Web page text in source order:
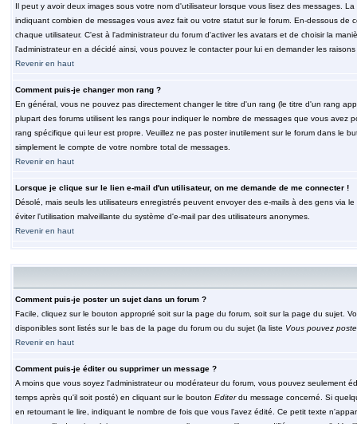
Il peut y avoir deux images sous votre nom d'utilisateur lorsque vous lisez des messages.
indiquant combien de messages vous avez fait ou votre statut sur le forum. En-dessous
chaque utilisateur. C'est à l'administrateur du forum d'activer les avatars et de choisir la
l'administrateur en a décidé ainsi, vous pouvez le contacter pour lui en demander les
Revenir en haut
Comment puis-je changer mon rang ?
En général, vous ne pouvez pas directement changer le titre d'un rang (le titre d'un rang
plupart des forums utilisent les rangs pour indiquer le nombre de messages que vous avez
rang spécifique qui leur est propre. Veuillez ne pas poster inutilement sur le forum dans le
simplement le compte de votre nombre total de messages.
Revenir en haut
Lorsque je clique sur le lien e-mail d'un utilisateur, on me demande de me connecter !
Désolé, mais seuls les utilisateurs enregistrés peuvent envoyer des e-mails à des gens via
éviter l'utilisation malveillante du système d'e-mail par des utilisateurs anonymes.
Revenir en haut
Comment puis-je poster un sujet dans un forum ?
Facile, cliquez sur le bouton approprié soit sur la page du forum, soit sur la page du sujet.
disponibles sont listés sur le bas de la page du forum ou du sujet (la liste Vous pouvez
Revenir en haut
Comment puis-je éditer ou supprimer un message ?
A moins que vous soyez l'administrateur ou modérateur du forum, vous pouvez seulement
temps après qu'il soit posté) en cliquant sur le bouton Editerdu message concerné. Si
en retournant le lire, indiquant le nombre de fois que vous l'avez édité. Ce petit texte